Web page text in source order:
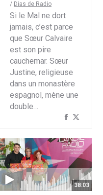
/ Dias de Radio
Si le Mal ne dort
jamais, c’est parce
que Sœur Calvaire
est son pire
cauchemar. Sœur
Justine, religieuse
dans un monastère
espagnol, mène une
double…
Compartir
concon
38:03